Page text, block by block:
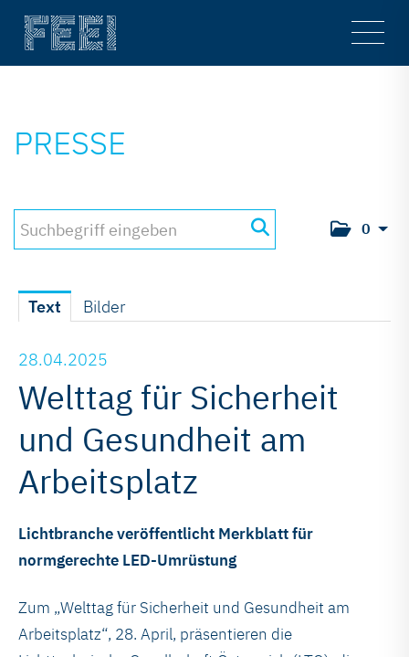
Main
PRESSE
0
Text Bilder
28.04.2025
Welttag für Sicherheit
und Gesundheit am
Arbeitsplatz
Lichtbranche veröffentlicht Merkblatt für
normgerechte LED-Umrüstung
Zum „Welttag für Sicherheit und Gesundheit am
Arbeitsplatz“, 28. April, präsentieren die